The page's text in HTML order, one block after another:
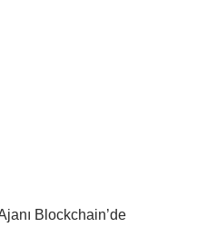
Blockchain’de